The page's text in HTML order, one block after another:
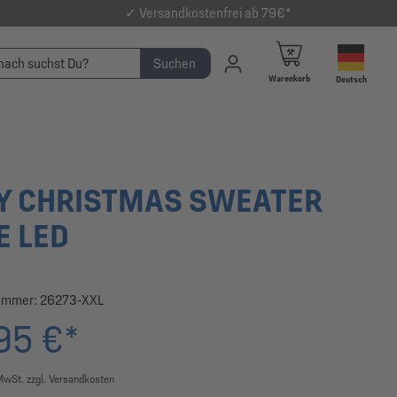
✓ Versandkostenfrei ab 79€*
Suchen
Warenkorb Deutsch
CHRISTMAS SWEATER
LED
26273-XXL
€*
zzgl. Versandkosten